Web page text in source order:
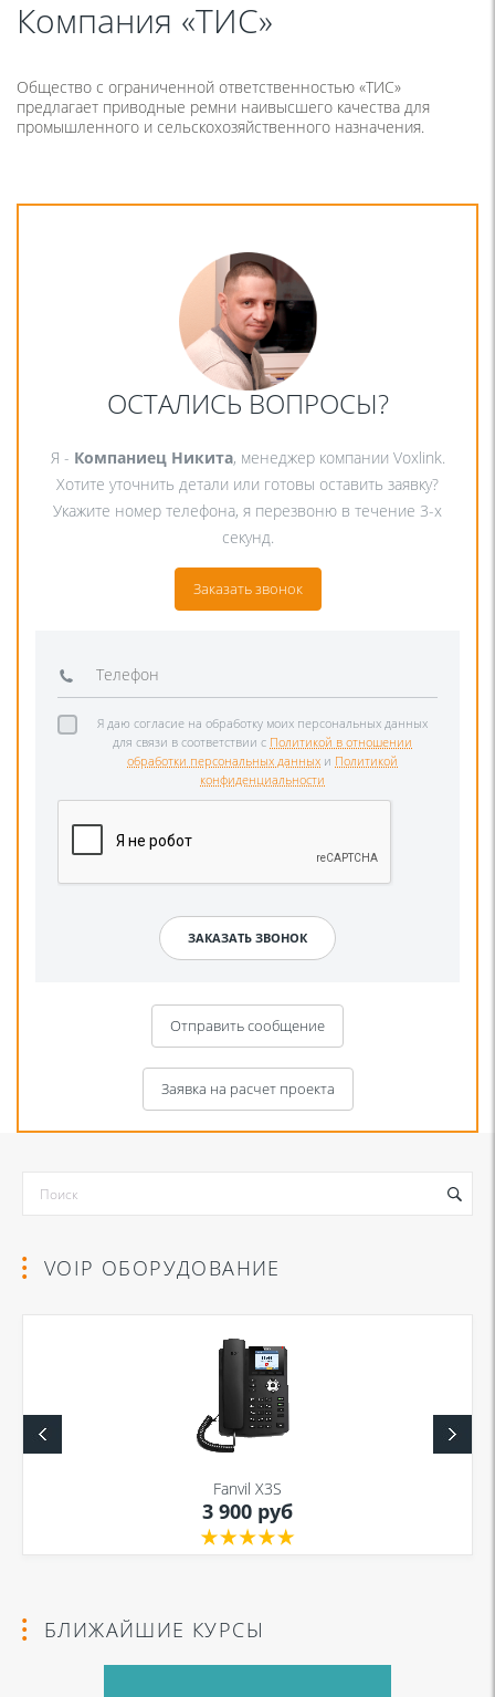
Компания «ТИС»
Общество с ограниченной ответственностью «ТИС»
предлагает приводные ремни наивысшего качества для
промышленного и сельскохозяйственного назначения.
ОСТАЛИСЬ ВОПРОСЫ?
Я - Компаниец Никита, менеджер компании Voxlink.
Хотите уточнить детали или готовы оставить заявку?
Укажите номер телефона, я перезвоню в течение 3-х
секунд.
Заказать звонок
Я даю согласие на обработку моих персональных данных
для связи в соответствии с Политикой в отношении
обработки персональных данных и Политикой
конфиденциальности
Отправить сообщение
Я даю согласие на обработку моих персональных данных для связи
Политикой в отношении обработки персональных
Политикой конфиденциальности
Заявка на расчет проекта
Я даю согласие на обработку моих персональных данных для связи
Политикой в отношении обработки персональных
VOIP ОБОРУДОВАНИЕ
Fanvil X3S
3 900 руб
БЛИЖАЙШИЕ КУРСЫ